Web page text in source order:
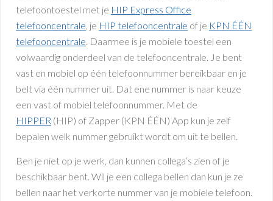
telefoontoestel met je HIP Express Office
telefooncentrale , je HIP telefooncentrale of je KPN ÉÉN
telefooncentrale . Daarmee is je mobiele toestel een
volwaardig onderdeel van de telefooncentrale. Je bent
vast en mobiel op één telefoonnummer bereikbaar en je
belt via één nummer uit. Dat ene nummer is naar keuze
een vast of mobiel telefoonnummer. Met de
HIPPER (HIP) of Zapper (KPN ÉÉN) App kun je zelf
bepalen welk nummer gebruikt wordt om uit te bellen.
Ben je niet op je werk, dan kunnen collega’s zien of je
beschikbaar bent. Wil je een collega bellen dan kun je ze
bellen naar het verkorte nummer van je mobiele telefoon.